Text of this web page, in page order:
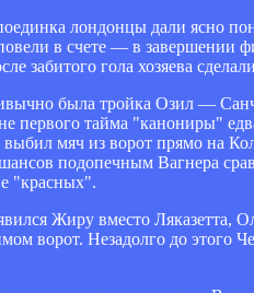
лондонцы дали ясно
в счете — в завершении
забитого гола хозяева
была тройка Озил —
первого тайма "канониры"
мяч из ворот прямо на
подопечным Вагнера
"красных".
Жиру вместо Ляказетта,
ворот. Незадолго до этого